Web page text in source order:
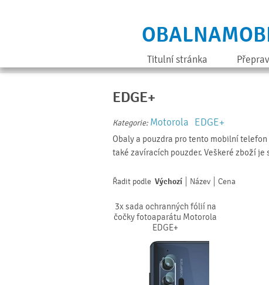
Titulní stránka
EDGE+
Kategorie: Motorola EDGE+
Obaly a pouzdra pro tento mobilní
také zavíracích pouzder. Veškeré zboží je
Řadit podle Výchozí Název Cena
3x sada ochranných fólií na
čočky fotoaparátu Motorola
EDGE+